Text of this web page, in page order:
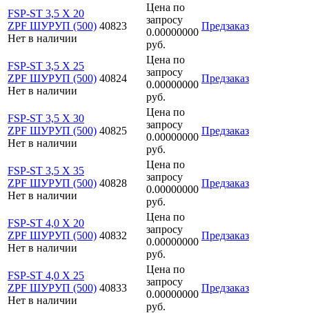
FSP-ST 3,5 X 20
ZPF ШУРУП (500)
Нет в наличии
40823
Цена по
запросу
0.00000000
руб.
Предзаказ
FSP-ST 3,5 X 25
ZPF ШУРУП (500)
Нет в наличии
40824
Цена по
запросу
0.00000000
руб.
Предзаказ
FSP-ST 3,5 X 30
ZPF ШУРУП (500)
Нет в наличии
40825
Цена по
запросу
0.00000000
руб.
Предзаказ
FSP-ST 3,5 X 35
ZPF ШУРУП (500)
Нет в наличии
40828
Цена по
запросу
0.00000000
руб.
Предзаказ
FSP-ST 4,0 X 20
ZPF ШУРУП (500)
Нет в наличии
40832
Цена по
запросу
0.00000000
руб.
Предзаказ
FSP-ST 4,0 X 25
ZPF ШУРУП (500)
Нет в наличии
40833
Цена по
запросу
0.00000000
руб.
Предзаказ